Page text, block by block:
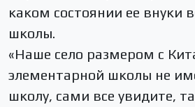
каком состоянии ее внуки
школы.
«Наше село размером с
элементарной школы не
школу, сами все увидите,